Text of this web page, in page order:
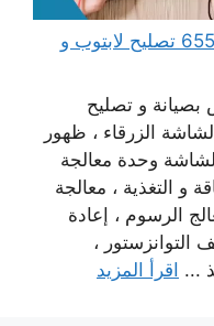
مهندس كمبيوتر الصليبية 65511033 تصليح لابتوب و
بصيانة و تصليح
الزرقاء ، ظهور
وحدة معالجة
و التغذية ، معالجة
الرسوم ، إعادة
التوانزستور ،
... اقرأ المزيد